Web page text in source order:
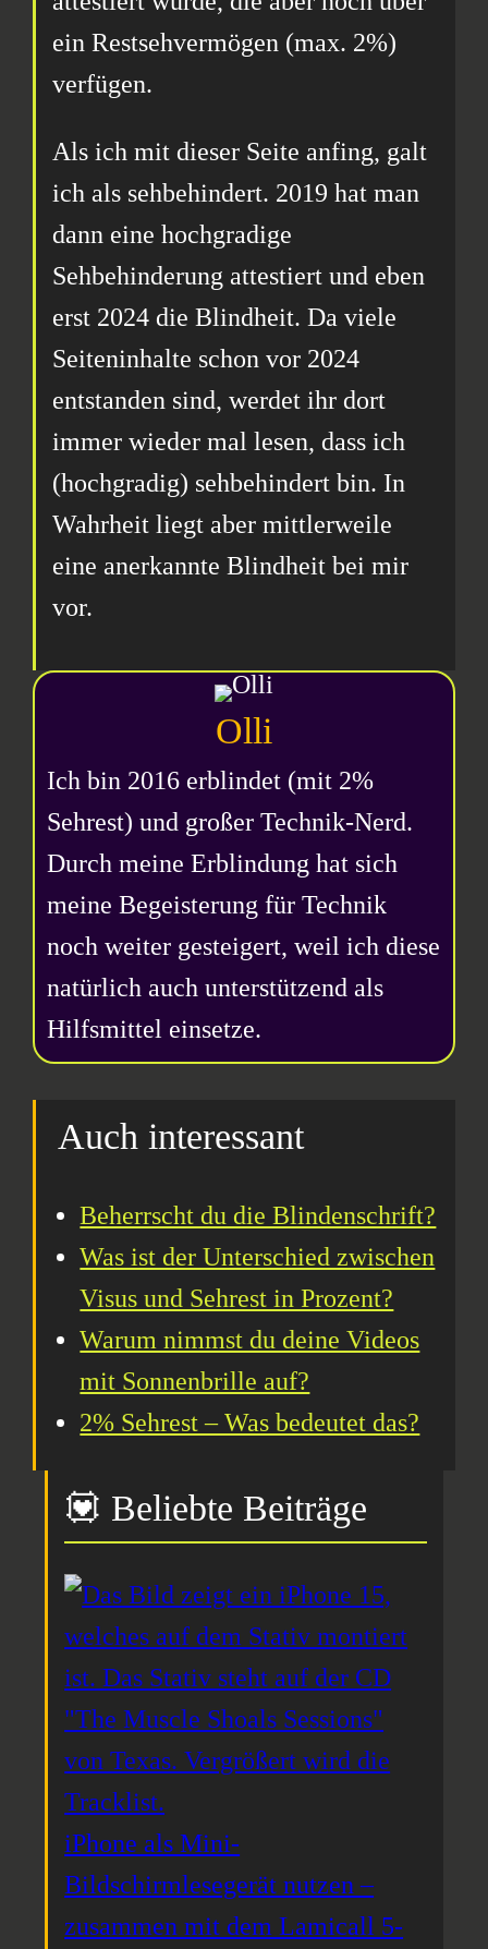
ein Restsehvermögen (max. 2%)
verfügen.
Als ich mit dieser Seite anfing, galt
ich als sehbehindert. 2019 hat man
dann eine hochgradige
Sehbehinderung attestiert und eben
erst 2024 die Blindheit. Da viele
Seiteninhalte schon vor 2024
entstanden sind, werdet ihr dort
immer wieder mal lesen, dass ich
(hochgradig) sehbehindert bin. In
Wahrheit liegt aber mittlerweile
eine anerkannte Blindheit bei mir
vor.
Olli
Ich bin 2016 erblindet (mit 2%
Sehrest) und großer Technik-Nerd.
Durch meine Erblindung hat sich
meine Begeisterung für Technik
noch weiter gesteigert, weil ich diese
natürlich auch unterstützend als
Hilfsmittel einsetze.
Auch interessant
Beherrscht du die Blindenschrift?
Was ist der Unterschied zwischen
Visus und Sehrest in Prozent?
Warum nimmst du deine Videos
mit Sonnenbrille auf?
2% Sehrest – Was bedeutet das?
💟 Beliebte Beiträge
iPhone als Mini-
Bildschirmlesegerät nutzen –
zusammen mit dem Lamicall 5-